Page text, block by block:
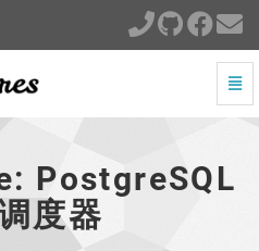
切
换
PostgreSQL
度器